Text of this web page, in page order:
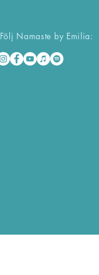
Följ Namaste by Emilia: